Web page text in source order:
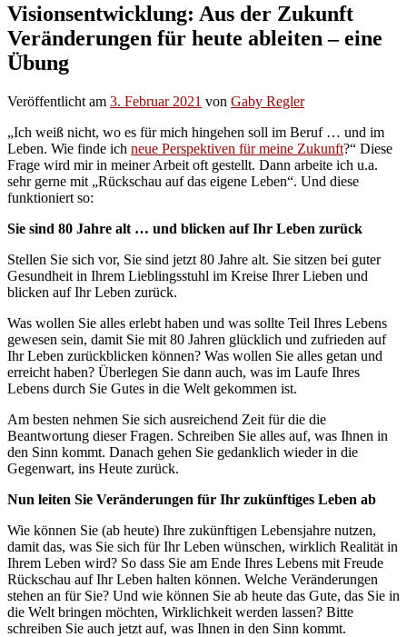
Visionsentwicklung: Aus der Zukunft
Veränderungen für heute ableiten – eine
Übung
Veröffentlicht am 3. Februar 2021 von Gaby Regler
„Ich weiß nicht, wo es für mich hingehen soll im Beruf … und im
Leben. Wie finde ich neue Perspektiven für meine Zukunft?“ Diese
Frage wird mir in meiner Arbeit oft gestellt. Dann arbeite ich u.a.
sehr gerne mit „Rückschau auf das eigene Leben“. Und diese
funktioniert so:
Sie sind 80 Jahre alt … und blicken auf Ihr Leben zurück
Stellen Sie sich vor, Sie sind jetzt 80 Jahre alt. Sie sitzen bei guter
Gesundheit in Ihrem Lieblingsstuhl im Kreise Ihrer Lieben und
blicken auf Ihr Leben zurück.
Was wollen Sie alles erlebt haben und was sollte Teil Ihres Lebens
gewesen sein, damit Sie mit 80 Jahren glücklich und zufrieden auf
Ihr Leben zurückblicken können? Was wollen Sie alles getan und
erreicht haben? Überlegen Sie dann auch, was im Laufe Ihres
Lebens durch Sie Gutes in die Welt gekommen ist.
Am besten nehmen Sie sich ausreichend Zeit für die die
Beantwortung dieser Fragen. Schreiben Sie alles auf, was Ihnen in
den Sinn kommt. Danach gehen Sie gedanklich wieder in die
Gegenwart, ins Heute zurück.
Nun leiten Sie Veränderungen für Ihr zukünftiges Leben ab
Wie können Sie (ab heute) Ihre zukünftigen Lebensjahre nutzen,
damit das, was Sie sich für Ihr Leben wünschen, wirklich Realität in
Ihrem Leben wird? So dass Sie am Ende Ihres Lebens mit Freude
Rückschau auf Ihr Leben halten können. Welche Veränderungen
stehen an für Sie? Und wie können Sie ab heute das Gute, das Sie in
die Welt bringen möchten, Wirklichkeit werden lassen? Bitte
schreiben Sie auch jetzt auf, was Ihnen in den Sinn kommt.